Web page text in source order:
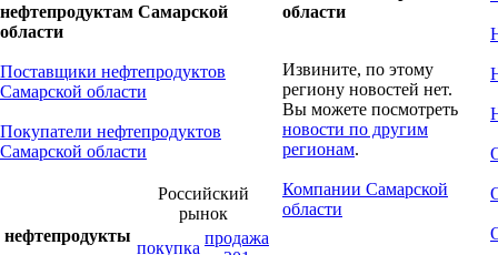
нефтепродуктам Самарской
области
Поставщики нефтепродуктов
Самарской области
Покупатели нефтепродуктов
Самарской области
нефтепродукты
Российский
рынок
покупка
продажа
области
Извините, по этому
региону новостей нет.
Вы можете посмотреть
новости по другим
регионам.
Компании Самарской
области